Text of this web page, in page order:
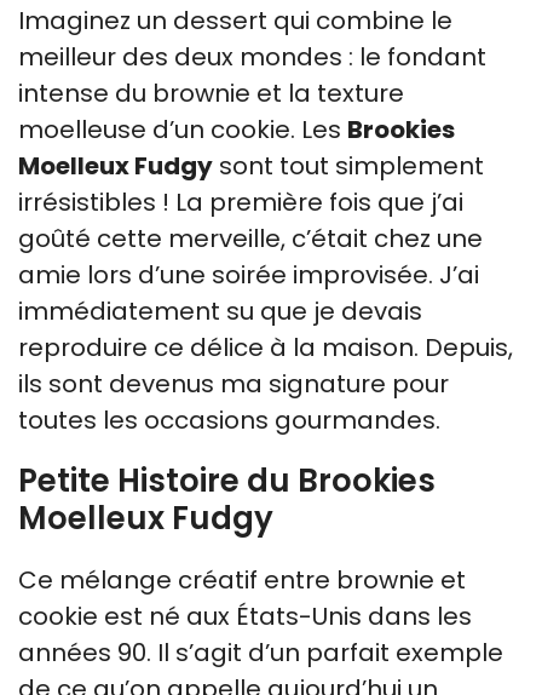
Imaginez un dessert qui combine le
meilleur des deux mondes : le fondant
intense du brownie et la texture
moelleuse d’un cookie. Les Brookies
Moelleux Fudgy sont tout simplement
irrésistibles ! La première fois que j’ai
goûté cette merveille, c’était chez une
amie lors d’une soirée improvisée. J’ai
immédiatement su que je devais
reproduire ce délice à la maison. Depuis,
ils sont devenus ma signature pour
toutes les occasions gourmandes.
Petite Histoire du Brookies
Moelleux Fudgy
Ce mélange créatif entre brownie et
cookie est né aux États-Unis dans les
années 90. Il s’agit d’un parfait exemple